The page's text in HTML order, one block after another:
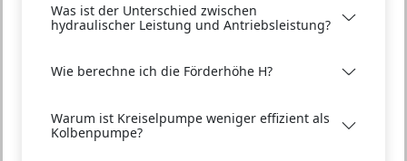
Was ist der Unterschied zwischen
hydraulischer Leistung und Antriebsleistung?
Wie berechne ich die Förderhöhe H?
Warum ist Kreiselpumpe weniger effizient als
Kolbenpumpe?